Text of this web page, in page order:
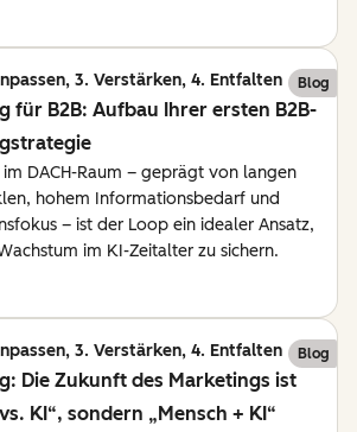
3. Verstärken, 4. Entfalten Blog
für B2B: Aufbau Ihrer ersten B2B-
DACH-Raum – geprägt von langen
hohem Informationsbedarf und
– ist der Loop ein idealer Ansatz,
im KI-Zeitalter zu sichern.
3. Verstärken, 4. Entfalten Blog
Die Zukunft des Marketings ist
KI“, sondern „Mensch + KI“